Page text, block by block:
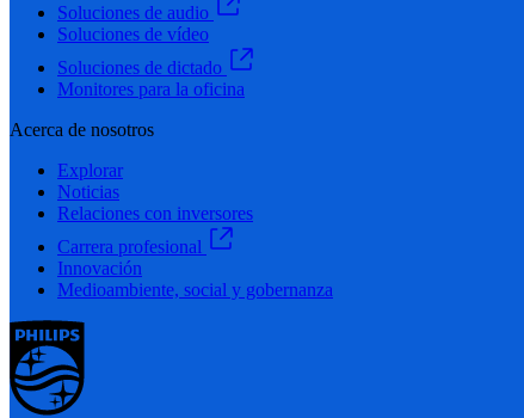
Soluciones de audio
Soluciones de vídeo
Soluciones de dictado
Monitores para la oficina
Acerca de nosotros
Explorar
Noticias
Relaciones con inversores
Carrera profesional
Innovación
Medioambiente, social y gobernanza